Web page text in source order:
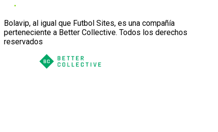
Bolavip, al igual que Futbol Sites, es una compañía
perteneciente a Better Collective. Todos los derechos
reservados